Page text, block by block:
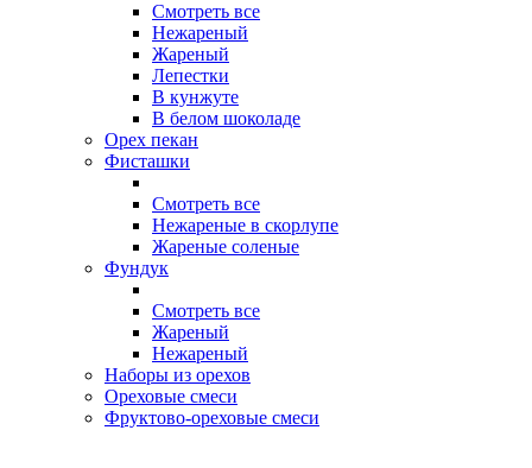
Смотреть все
Нежареный
Жареный
Лепестки
В кунжуте
В белом шоколаде
Орех пекан
Фисташки
Смотреть все
Нежареные в скорлупе
Жареные соленые
Фундук
Смотреть все
Жареный
Нежареный
Наборы из орехов
Ореховые смеси
Фруктово-ореховые смеси